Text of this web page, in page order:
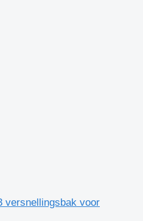
versnellingsbak voor